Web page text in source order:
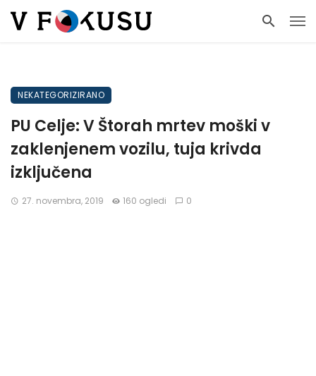
NEKATEGORIZIRANO
PU Celje: V Štorah mrtev moški v
zaklenjenem vozilu, tuja krivda
izključena
27. novembra, 2019 160 ogledi 0